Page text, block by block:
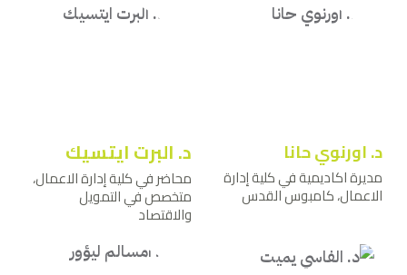
د. اورنوي حانا
مديرة اكاديمية في كلية إدارة
الاعمال، كامبوس القدس
د. البرت ايتسيك
محاضر في كلية إدارة الاعمال،
متخصص في التمويل
والاقتصاد